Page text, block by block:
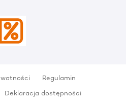
Regulamin
Deklaracja dostępności